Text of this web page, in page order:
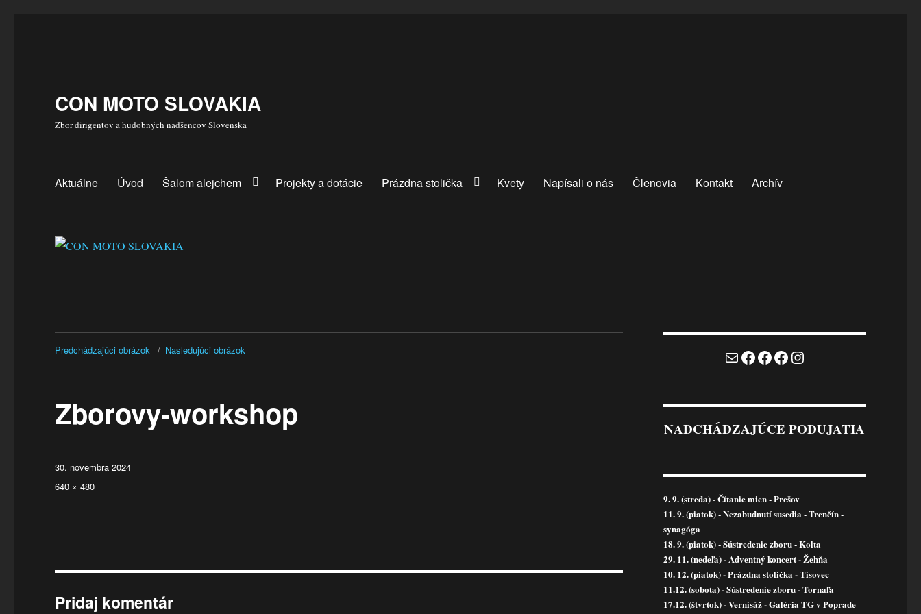
CON MOTO SLOVAKIA
Zbor dirigentov a hudobných nadšencov Slovenska
Aktuálne Úvod Šalom alejchem Projekty a dotácie Prázdna stolička Kvety Napísali o nás Členovia Kontakt Archív
Predchádzajúci obrázok Nasledujúci obrázok
Zborovy-workshop
Publikované
30. novembra 2024
Plná
640 × 480
Pridaj komentár
MailFacebook
Facebook
Facebook
Instagram
NADCHÁDZAJÚCE PODUJATIA
9. 9. (streda)-Čítanie mien - Prešov
11. 9. (piatok) - Nezabudnutí susedia - Trenčín -
synagóga
18. 9. (piatok) - Sústredenie zboru - Kolta
29. 11. (nedeľa) - Adventný koncert - Žehňa
10. 12. (piatok) - Prázdna stolička - Tisovec
11.12. (sobota) - Sústredenie zboru - Tornaľa
17.12. (štvrtok) - Vernisáž - Galéria TG v Poprade